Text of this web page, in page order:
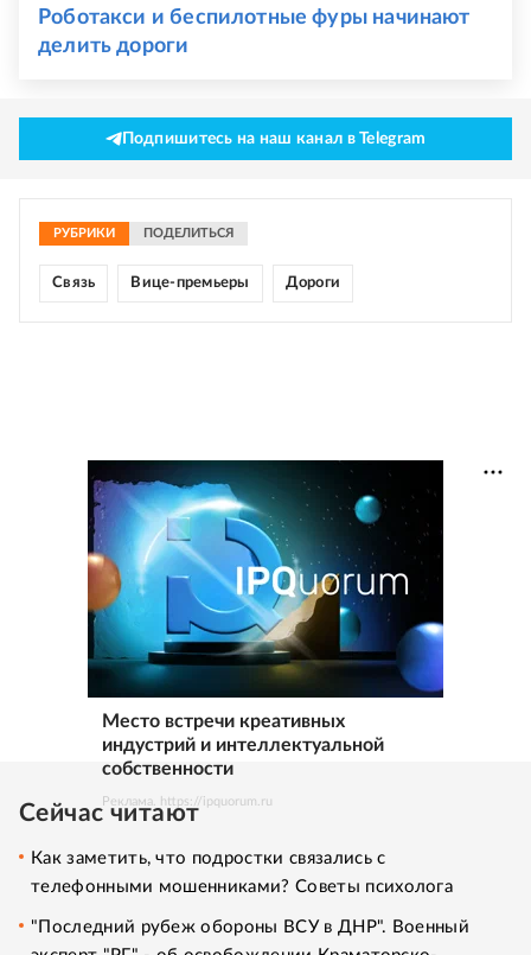
Роботакси и беспилотные фуры начинают
делить дороги
Подпишитесь на наш канал в Telegram
РУБРИКИ ПОДЕЛИТЬСЯ
Связь Вице-премьеры Дороги
Место встречи креативных
индустрий и интеллектуальной
собственности
Реклама. https://ipquorum.ru
Сейчас читают
Как заметить, что подростки связались с
телефонными мошенниками? Советы психолога
"Последний рубеж обороны ВСУ в ДНР". Военный